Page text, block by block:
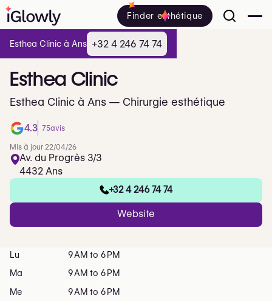
Finder esthétique
Esthea Clinic
Esthea Clinic à Ans — Chirurgie esthétique
4.3 75avis
Mis à jour 22/04/26
Av. du Progrès 3/3
4432 Ans
+32 4 246 74 74
Website
Lu
9 AM to 6 PM
Ma
9 AM to 6 PM
Me
9 AM to 6 PM
Esthea Clinic à Ans +32 4 246 74 74